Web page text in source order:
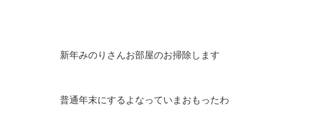
新年みのりさんお部屋のお掃除します
普通年末にするよなっていまおもったわ